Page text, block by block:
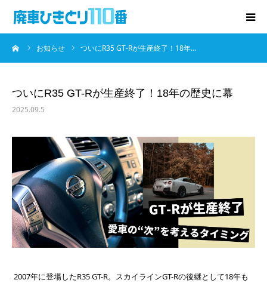
お知らせ ついにR35 GT-Rが生産終了！18年…
ついにR35 GT-Rが生産終了！18年の歴史に幕
2025.09.5
2007年に登場したR35 GT-R。スカイラインGT-Rの後継として18年も
廃車･事故車の買取
お役立ち情報
お知らせ
会社概要